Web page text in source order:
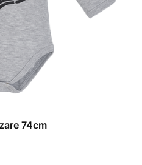
Body niemowlęce Route szare 74cm